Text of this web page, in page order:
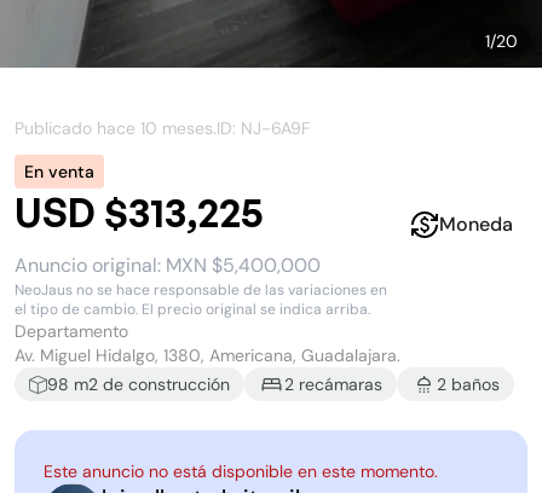
1/20
Publicado hace 10 meses.ID: NJ-6A9F
En venta
USD $313,225
Anuncio original: MXN $5,400,000
NeoJaus no se hace responsable de las variaciones en
el tipo de cambio. El precio original se indica arriba.
Moneda
Departamento
Av. Miguel Hidalgo, 1380, Americana, Guadalajara.
98 m2 de construcción 2 recámaras 2 baños
Este anuncio no está disponible en este momento.